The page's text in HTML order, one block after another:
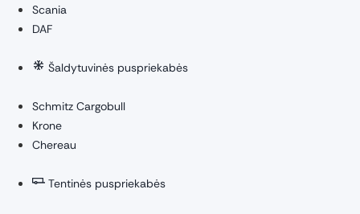
Scania
DAF
Šaldytuvinės puspriekabės
Schmitz Cargobull
Krone
Chereau
Tentinės puspriekabės